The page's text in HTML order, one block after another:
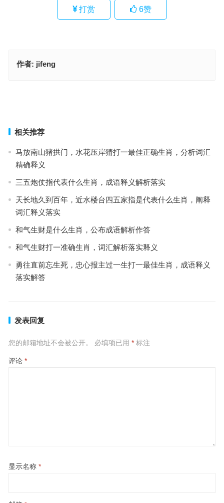
打赏 6赞
作者: jifeng
相关推荐
马放南山猪拱门，水花压岸猜打一最佳正确生肖，分析词汇
精确释义
三五炮仗指代表什么生肖，成语释义解析落实
天长地久到百年，近水楼台四五家指是代表什么生肖，阐释
词汇释义落实
和气生财是什么生肖，公布成语解析作答
和气生财打一准确生肖，词汇解析落实释义
勇往直前忘生死，忠心报主过一生打一最佳生肖，成语释义
落实解答
发表回复
您的邮箱地址不会被公开。 必填项已用 *标注
评论 *
显示名称 *